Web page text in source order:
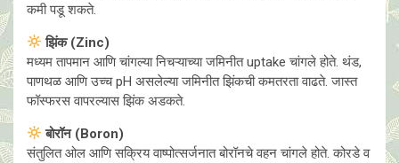
कमी पडू शकते.
झिंक (Zinc)
मध्यम तापमान आणि चांगल्या निचऱ्याच्या जमिनीत uptake चांगले होते. थंड,
पाणथळ आणि उच्च pH असलेल्या जमिनीत झिंकची कमतरता वाढते. जास्त
फॉस्फरस वापरल्यास झिंक अडकते.
बोरॉन (Boron)
संतुलित ओल आणि सक्रिय वाष्पोत्सर्जनात बोरॉनचे वहन चांगले होते. कोरडे व